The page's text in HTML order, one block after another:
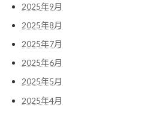
2025年9月
2025年8月
2025年7月
2025年6月
2025年5月
2025年4月